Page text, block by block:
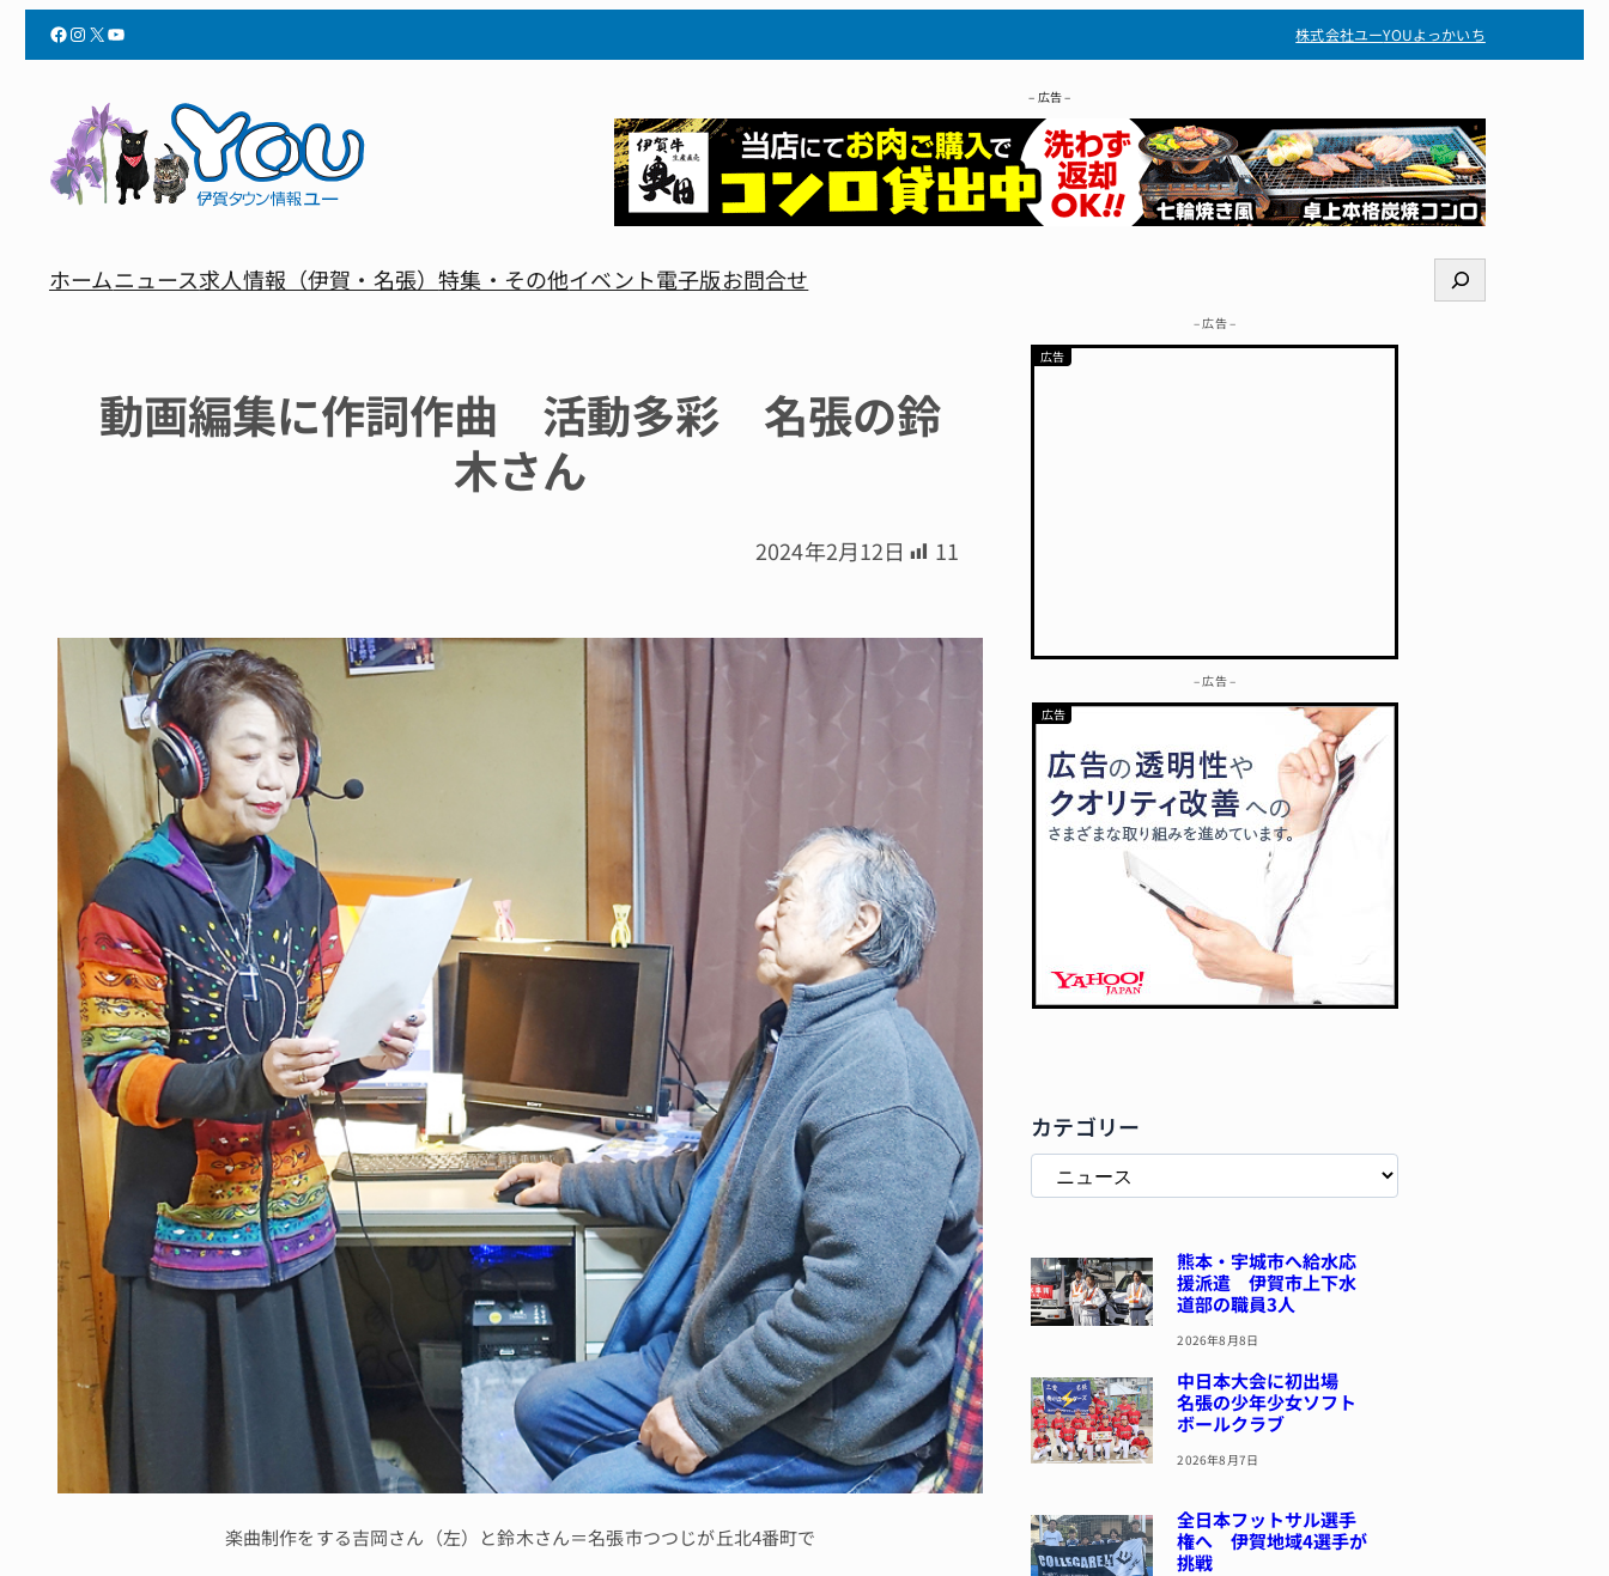
Facebook InstagramX YouTube 株式会社ユーYOUよっかいち
– 広告 –
ホームニュース求人情報（伊賀・名張）特集・その他イベント電子版お問合せ
検
索
動画編集に作詞作曲 活動多彩 名張の鈴
木さん
2024年2月12日 11
楽曲制作をする吉岡さん（左）と鈴木さん＝名張市つつじが丘北4番町で
– 広告 –
– 広告 –
カテゴリー
熊本・宇城市へ給水応
援派遣 伊賀市上下水
道部の職員3人
2026年8月8日
中日本大会に初出場
名張の少年少女ソフト
ボールクラブ
2026年8月7日
全日本フットサル選手
権へ 伊賀地域4選手が
挑戦